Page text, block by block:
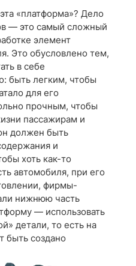
«платформа»? Дело
— это самый сложный
элемент
Это обусловлено тем,
в себе
быть легким, чтобы
для его
прочным, чтобы
пассажирам и
должен быть
и
хоть как-то
автомобиля, при его
фирмы-
нижнюю часть
— использовать
детали, то есть на
быть создано